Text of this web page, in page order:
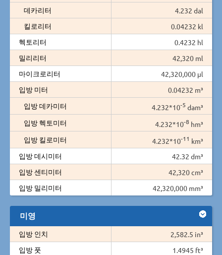
데카리터
4.232 dal
킬로리터
0.04232 kl
헥토리터
0.4232 hl
밀리리터
42,320 ml
마이크로리터
42,320,000 µl
입방 미터
0.04232 m³
입방 데카미터
4.232*10-5 dam³
입방 헥토미터
4.232*10-8 hm³
입방 킬로미터
4.232*10-11 km³
입방 데시미터
42.32 dm³
입방 센티미터
42,320 cm³
입방 밀리미터
42,320,000 mm³
미영
입방 인치
2,582.5 in³
입방 풋
1.4945 ft³